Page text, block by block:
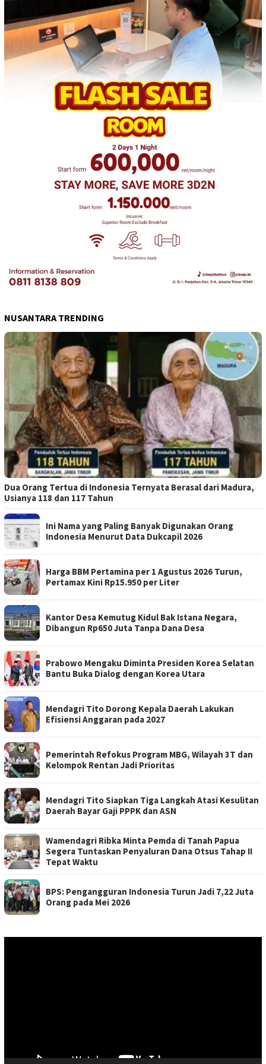
NUSANTARA TRENDING
Dua Orang Tertua di Indonesia Ternyata Berasal dari Madura,
Usianya 118 dan 117 Tahun
Ini Nama yang Paling Banyak Digunakan Orang
Indonesia Menurut Data Dukcapil 2026
Harga BBM Pertamina per 1 Agustus 2026 Turun,
Pertamax Kini Rp15.950 per Liter
Kantor Desa Kemutug Kidul Bak Istana Negara,
Dibangun Rp650 Juta Tanpa Dana Desa
Prabowo Mengaku Diminta Presiden Korea Selatan
Bantu Buka Dialog dengan Korea Utara
Mendagri Tito Dorong Kepala Daerah Lakukan
Efisiensi Anggaran pada 2027
Pemerintah Refokus Program MBG, Wilayah 3T dan
Kelompok Rentan Jadi Prioritas
Mendagri Tito Siapkan Tiga Langkah Atasi Kesulitan
Daerah Bayar Gaji PPPK dan ASN
Wamendagri Ribka Minta Pemda di Tanah Papua
Segera Tuntaskan Penyaluran Dana Otsus Tahap II
Tepat Waktu
BPS: Pengangguran Indonesia Turun Jadi 7,22 Juta
Orang pada Mei 2026